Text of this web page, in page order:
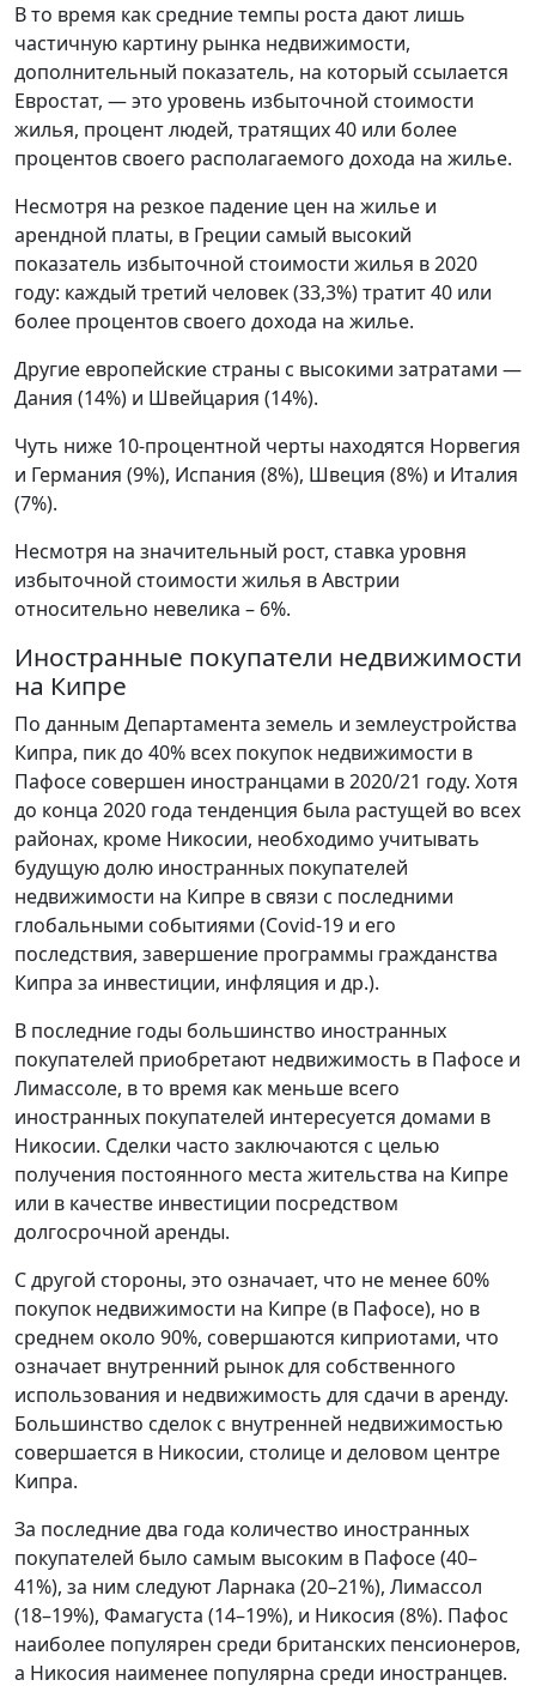
В то время как средние темпы роста дают лишь
частичную картину рынка недвижимости,
дополнительный показатель, на который ссылается
Евростат, — это уровень избыточной стоимости
жилья, процент людей, тратящих 40 или более
процентов своего располагаемого дохода на жилье.
Несмотря на резкое падение цен на жилье и
арендной платы, в Греции самый высокий
показатель избыточной стоимости жилья в 2020
году: каждый третий человек (33,3%) тратит 40 или
более процентов своего дохода на жилье.
Другие европейские страны с высокими затратами —
Дания (14%) и Швейцария (14%).
Чуть ниже 10-процентной черты находятся Норвегия
и Германия (9%), Испания (8%), Швеция (8%) и Италия
(7%).
Несмотря на значительный рост, ставка уровня
избыточной стоимости жилья в Австрии
относительно невелика – 6%.
Иностранные покупатели недвижимости
на Кипре
По данным Департамента земель и землеустройства
Кипра, пик до 40% всех покупок недвижимости в
Пафосе совершен иностранцами в 2020/21 году. Хотя
до конца 2020 года тенденция была растущей во всех
районах, кроме Никосии, необходимо учитывать
будущую долю иностранных покупателей
недвижимости на Кипре в связи с последними
глобальными событиями (Covid-19 и его
последствия, завершение программы гражданства
Кипра за инвестиции, инфляция и др.).
В последние годы большинство иностранных
покупателей приобретают недвижимость в Пафосе и
Лимассоле, в то время как меньше всего
иностранных покупателей интересуется домами в
Никосии. Сделки часто заключаются с целью
получения постоянного места жительства на Кипре
или в качестве инвестиции посредством
долгосрочной аренды.
С другой стороны, это означает, что не менее 60%
покупок недвижимости на Кипре (в Пафосе), но в
среднем около 90%, совершаются киприотами, что
означает внутренний рынок для собственного
использования и недвижимость для сдачи в аренду.
Большинство сделок с внутренней недвижимостью
совершается в Никосии, столице и деловом центре
Кипра.
За последние два года количество иностранных
покупателей было самым высоким в Пафосе (40–
41%), за ним следуют Ларнака (20–21%), Лимассол
(18–19%), Фамагуста (14–19%), и Никосия (8%). Пафос
наиболее популярен среди британских пенсионеров,
а Никосия наименее популярна среди иностранцев.